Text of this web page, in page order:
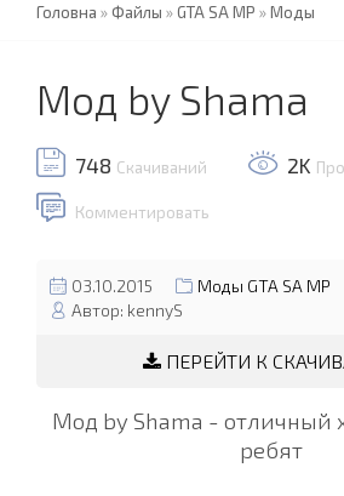
Головна »Файлы » GTA SA MP »Моды
Мод by Shama
748 Скачиваний 2K
Комментировать
03.10.2015
Моды GTA SA MP
Автор: kennyS
ПЕРЕЙТИ К
Мод by Shama - отличный
ребят